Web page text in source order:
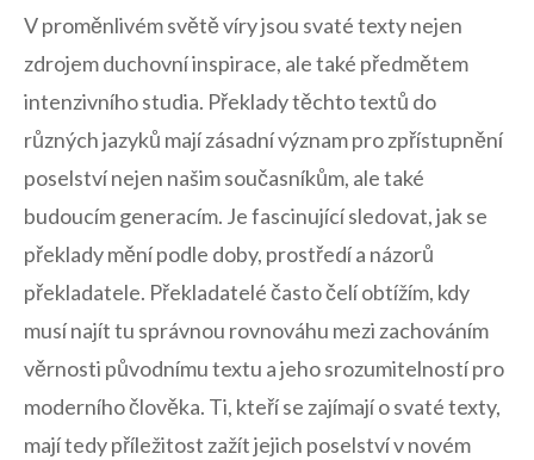
V proměnlivém světě víry jsou svaté texty nejen⁣
zdrojem duchovní inspirace, ale také předmětem ​
intenzivního studia. ⁢Překlady těchto⁣ textů⁢ do
různých jazyků mají zásadní význam pro zpřístupnění‍
poselství​ nejen našim ⁢současníkům, ale také
budoucím ​generacím. Je fascinující sledovat, jak se
překlady mění ​podle‍ doby, prostředí⁢ a názorů
překladatele. Překladatelé​ často čelí obtížím,​ kdy
musí najít tu správnou​ rovnováhu mezi zachováním
věrnosti původnímu textu a jeho srozumitelností ⁣pro
moderního ⁢člověka. Ti, kteří se‍ zajímají o svaté ‌texty,
mají tedy příležitost zažít ⁣jejich poselství v novém